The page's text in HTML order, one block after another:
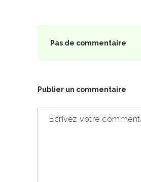
Pas de commentaire
Publier un commentaire